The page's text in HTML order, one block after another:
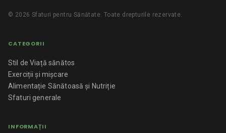
© 2026 Sfaturi pentru Sănătate . Toate drepturile rezervate.
CATEGORII
Stil de Viață sănătos
Exerciții și mișcare
Alimentație Sănătoasă și Nutriție
Sfaturi generale
INFORMAȚII